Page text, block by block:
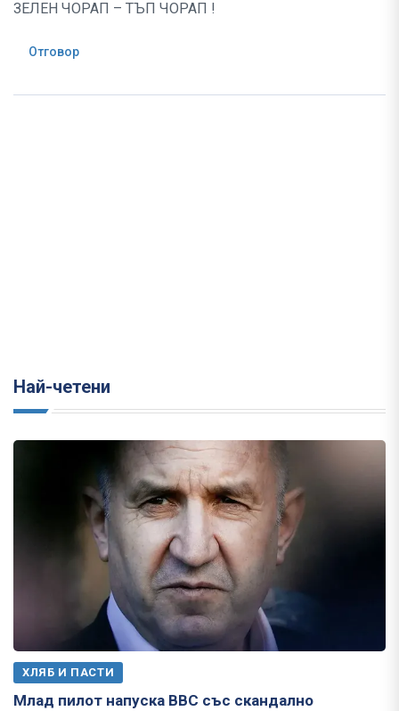
ЗЕЛЕН ЧОРАП – ТЪП ЧОРАП !
Отговор
Най-четени
ХЛЯБ И ПАСТИ
Млад пилот напуска ВВС със скандално